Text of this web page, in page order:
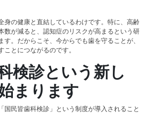
身の健康と直結しているわけです。特に、高齢
数が減ると、認知症のリスクが高まるという研
す。だからこそ、今からでも歯を守ることが、
とにつながるのです。
検診という新し
まります
国民皆歯科検診」という制度が導入されること